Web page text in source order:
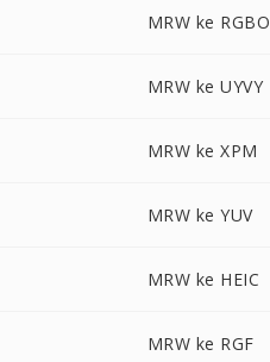
MRW ke RGBO
MRW ke UYVY
MRW ke XPM
MRW ke YUV
MRW ke HEIC
MRW ke RGF